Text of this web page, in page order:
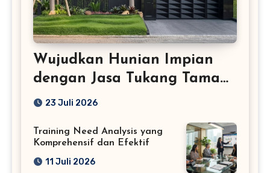
Wujudkan Hunian Impian
dengan Jasa Tukang Taman
Profesional
23 Juli 2026
Training Need Analysis yang
Komprehensif dan Efektif
11 Juli 2026